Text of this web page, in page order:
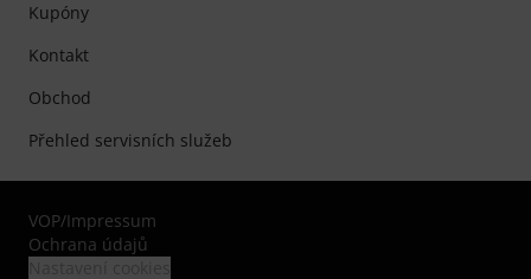
Kupóny
Kontakt
Obchod
Přehled servisních služeb
VOP/Impressum
Ochrana údajů